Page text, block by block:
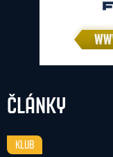
ČLÁNKY
KLUB